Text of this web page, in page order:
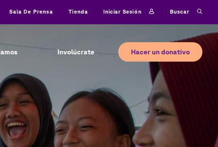
Sala De Prensa Tienda Iniciar sesión Buscar
Involúcrate Hacer un donativo